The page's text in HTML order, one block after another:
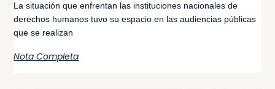
La situación que enfrentan las instituciones nacionales de
derechos humanos tuvo su espacio en las audiencias públicas
que se realizan
Nota Completa